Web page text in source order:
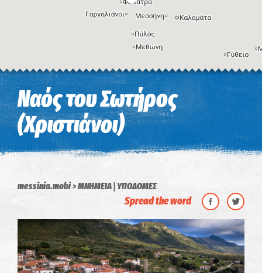
Η εικόνα ενδέχεται να υπόκειται σε πνευματικά δικαιώματα Όροι
Ναός του Σωτήρος
(Χριστιάνοι)
messinia.mobi ΜΝΗΜΕΙΑ| ΥΠΟΔΟΜΕΣ
Spread the word